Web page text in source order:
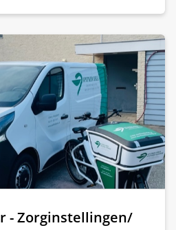
van
Beker
Servicepunt
van
Apotheek
Beker
- Zorginstellingen/